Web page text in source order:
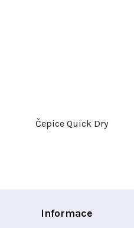
Čepice Quick Dry
Informace